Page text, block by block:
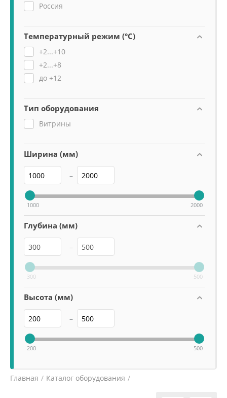
Россия
Температурный режим (°C)
+2...+10
+2...+8
до +12
Тип оборудования
Витрины
Ширина (мм)
–
1000 2000
Глубина (мм)
–
300 500
Высота (мм)
–
200 500
Главная / Каталог оборудования /